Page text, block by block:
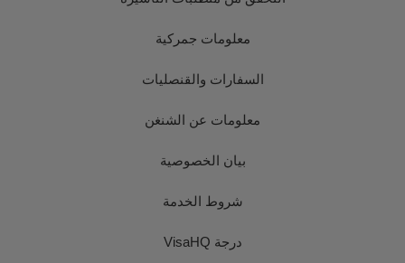
معلومات جمركية
السفارات والقنصليات
معلومات عن الشنغن
بيان الخصوصية
شروط الخدمة
درجة VisaHQ